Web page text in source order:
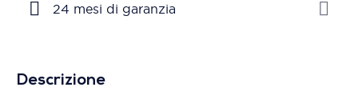
24 mesi di garanzia
Descrizione